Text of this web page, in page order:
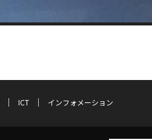
ICT
インフォメーション